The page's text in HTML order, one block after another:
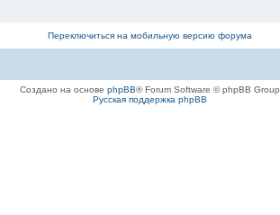
Переключиться на мобильную версию форума
Создано на основе phpBB® Forum Software © phpBB Group
Русская поддержка phpBB